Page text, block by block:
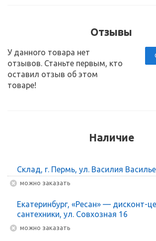
Отзывы
У данного товара нет
отзывов. Станьте первым, кто
оставил отзыв об этом
товаре!
Наличие
Склад, г. Пермь, ул. Василия
Можно заказать
Екатеринбург, «Ресан» — дисконт-
сантехники, ул. Совхозная 16
Можно заказать